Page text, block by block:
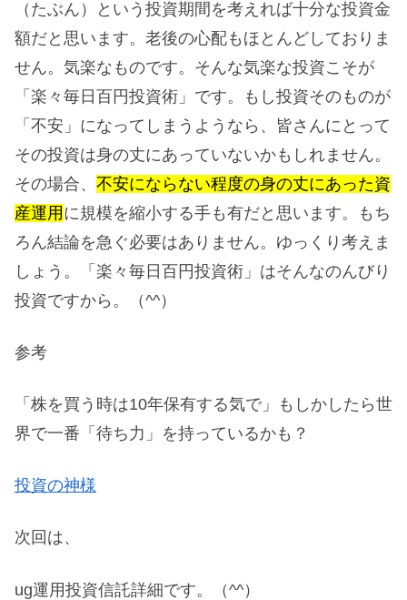
（たぶん）という投資期間を考えれば十分な投資金
額だと思います。老後の心配もほとんどしておりま
せん。気楽なものです。そんな気楽な投資こそが
「楽々毎日百円投資術」です。もし投資そのものが
「不安」になってしまうようなら、皆さんにとって
その投資は身の丈にあっていないかもしれません。
その場合、 不安にならない程度の身の丈にあった資
産運用 に規模を縮小する手も有だと思います。もち
ろん結論を急ぐ必要はありません。ゆっくり考えま
しょう。「楽々毎日百円投資術」はそんなのんびり
投資ですから。（^^）
参考
「株を買う時は10年保有する気で」もしかしたら世
界で一番「待ち力」を持っているかも？
投資の神様
次回は、
ug運用投資信託詳細です。（^^）